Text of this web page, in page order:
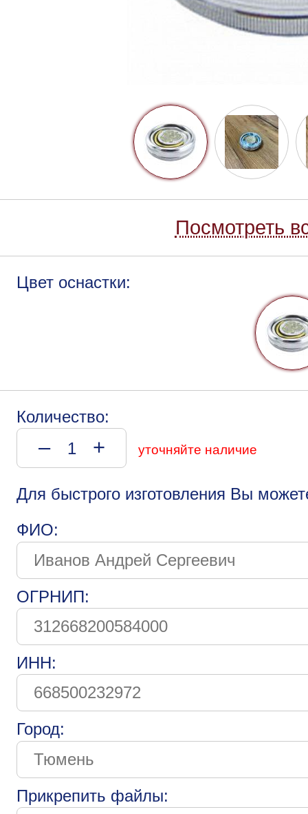
Посмотреть
Цвет оснастки:
Количество:
– + уточняйте наличие
Для быстрого изготовления Вы
ФИО:
ОГРНИП:
ИНН:
Город:
Прикрепить файлы: